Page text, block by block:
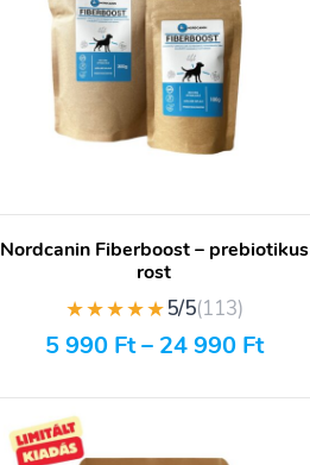
Nordcanin Fiberboost – prebiotikus
rost
★★★★★5/5(113)
5 990 Ft– 24 990 Ft